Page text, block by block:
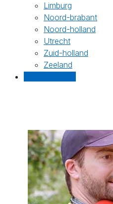
Limburg
Noord-brabant
Noord-holland
Utrecht
Zuid-holland
Zeeland